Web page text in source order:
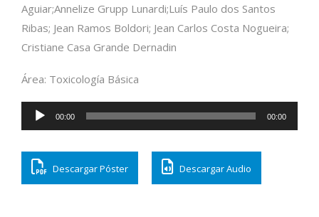
Aguiar;Annelize Grupp Lunardi;Luís Paulo dos Santos
Ribas; Jean Ramos Boldori; Jean Carlos Costa Nogueira;
Cristiane Casa Grande Dernadin
Área: Toxicología Básica
Reproductor
de
audio
00:00 00:00
Descargar Póster Descargar Audio